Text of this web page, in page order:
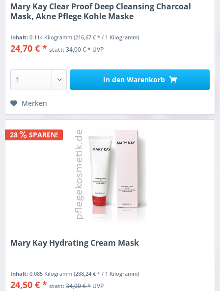
Mary Kay Clear Proof Deep Cleansing Charcoal
Mask, Akne Pflege Kohle Maske
Inhalt:0.114 Kilogramm(216,67 € * / 1 Kilogramm)
24,70 € * statt:34,00 € *UVP
In den Warenkorb
Merken
28 SPAREN!
Mary Kay Hydrating Cream Mask
Inhalt:0.085 Kilogramm(288,24 € * / 1 Kilogramm)
24,50 € * statt:34,00 € *UVP